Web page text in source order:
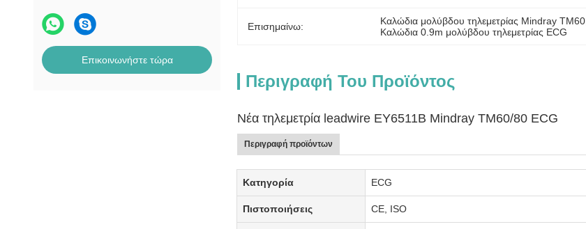
Επικοινωνήστε τώρα
Επισημαίνω: Καλώδια μολύβδου τηλεμετρίας Mindray TM60,
Καλώδια 0.9m μολύβδου τηλεμετρίας ECG
Περιγραφή Του Προϊόντος
Νέα τηλεμετρία leadwire EY6511B Mindray TM60/80 ECG
Περιγραφή προϊόντων
Κατηγορία ECG
Πιστοποιήσεις CE, ISO